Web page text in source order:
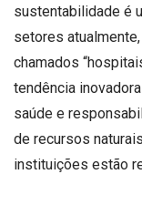
sustentabilidade é
setores
chamados
tendência
saúde e
de recursos
instituições estão